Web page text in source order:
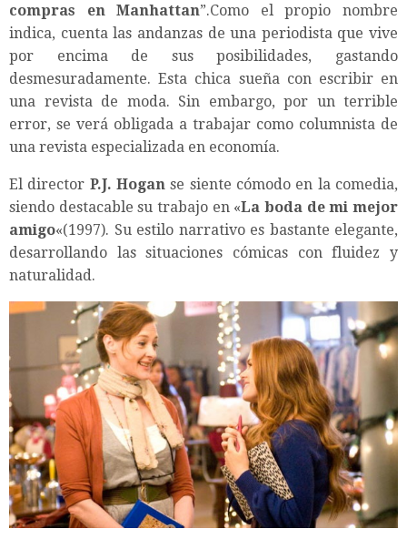
compras en Manhattan”.Como el propio nombre
indica, cuenta las andanzas de una periodista que vive
por encima de sus posibilidades, gastando
desmesuradamente. Esta chica sueña con escribir en
una revista de moda. Sin embargo, por un terrible
error, se verá obligada a trabajar como columnista de
una revista especializada en economía.
El director P.J. Hogan se siente cómodo en la comedia,
siendo destacable su trabajo en «La boda de mi mejor
amigo«(1997). Su estilo narrativo es bastante elegante,
desarrollando las situaciones cómicas con fluidez y
naturalidad.